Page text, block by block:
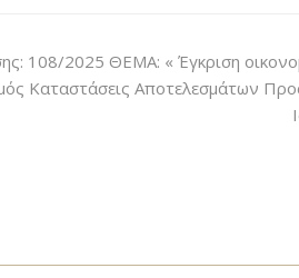
108/2025 ΘΕΜΑ: « Έγκριση
Καταστάσεις Αποτελεσμάτων